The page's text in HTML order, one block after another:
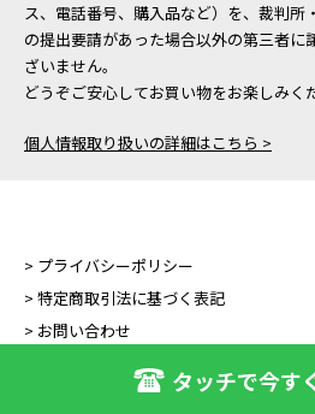
ス、電話番号、購入品など）を、裁判所
の提出要請があった場合以外の第三者に
ざいません。
どうぞご安心してお買い物をお楽しみく
個人情報取り扱いの詳細はこちら >
タッチで今す
> プライバシーポリシー
> 特定商取引法に基づく表記
> お問い合わせ
Copyright (C) GOMUKURO ONE